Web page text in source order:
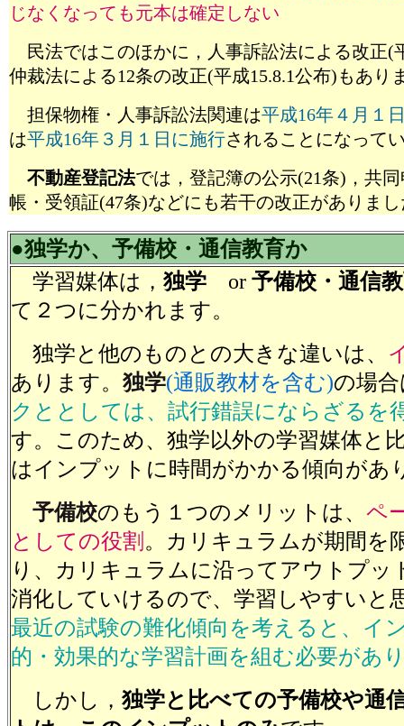
じなくなっても元本は確定しない
民法ではこのほかに，人事訴訟法による改正(
仲裁法による12条の改正(平成15.8.1公布)もあり
担保物権・人事訴訟法関連は平成16年４月１
は平成16年３月１日に施行されることになって
不動産登記法では，登記簿の公示(21条)，共
帳・受領証(47条)などにも若干の改正がありま
●独学か、予備校・通信教育か
学習媒体は， 独学 or 予備校・通信
て２つに分かれます。
独学と他のものとの大きな違いは、
あります。 独学(通販教材を含む)の場
クととしては、試行錯誤にならざるを
す。このため、独学以外の学習媒体と
はインプットに時間がかかる傾向があ
予備校のもう１つのメリットは、 ペ
としての役割 。カリキュラムが期間を
り、カリキュラムに沿ってアウトプッ
消化していけるので、学習しやすいと
最近の試験の難化傾向を考えると、イ
的・効果的な学習計画を組む必要があ
しかし， 独学と比べての予備校や通